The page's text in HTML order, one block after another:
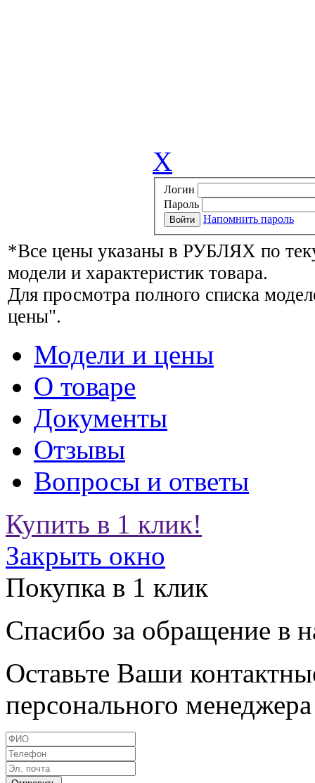
X
Логин
Пароль
Напомнить пароль
*Все цены указаны в РУБЛЯХ по
модели и характеристик товара.
Для просмотра полного списка
цены".
Модели и цены
О товаре
Документы
Отзывы
Вопросы и ответы
Купить в 1 клик!
Закрыть окно
Покупка в 1 клик
Спасибо за обращение в
Оставьте Ваши
персонального